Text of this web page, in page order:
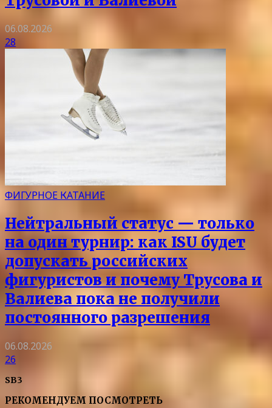
06.08.2026
28
ФИГУРНОЕ КАТАНИЕ
Нейтральный статус — только
на один турнир: как ISU будет
допускать российских
фигуристов и почему Трусова и
Валиева пока не получили
постоянного разрешения
06.08.2026
26
SB3
РЕКОМЕНДУЕМ ПОСМОТРЕТЬ